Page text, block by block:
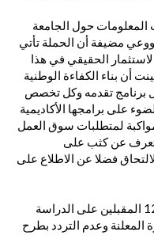
المعلومات حول الجامعة
مضيفة أن الحملة تأتي
الحقيقي في هذا
أن بناء الكفاءة الوطنية
برنامج تقدمه وكل تخصص
على برامجها الأكاديمية
لمتطلبات سوق العمل
عن كثب على
فضلا عن الاطلاع على
ودعت الأحمد طلاب وطالبات الصف ال12 المقبلين على الدراسة
المعلنة وعدم التردد بطرح